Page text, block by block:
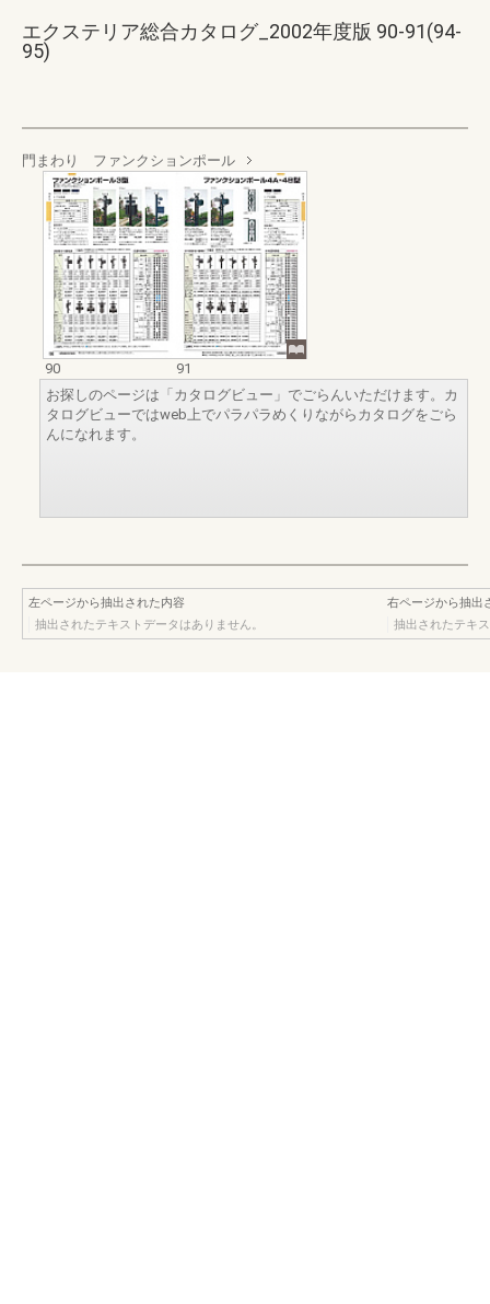
エクステリア総合カタログ_2002年度版 90-91(94-
95)
門まわり ファンクションポール
90
91
お探しのページは「カタログビュー」でごらんいただけます。カ
タログビューではweb上でパラパラめくりながらカタログをごら
んになれます。
左ページから抽出された内容
抽出されたテキストデータはありません。
右ページから抽出
抽出されたテキ